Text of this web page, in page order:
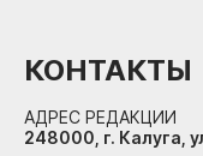
КОНТАКТЫ
АДРЕС РЕДАКЦИИ
248000, г. Калуга,